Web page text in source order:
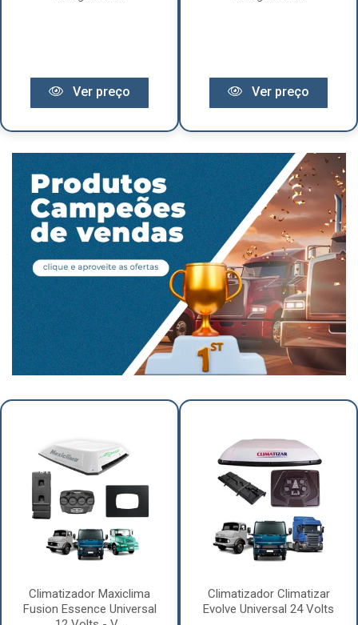
Ver preço Ver preço
Climatizador Maxiclima
Fusion Essence Universal
Climatizador Climatizar
Evolve Universal 24 Volts